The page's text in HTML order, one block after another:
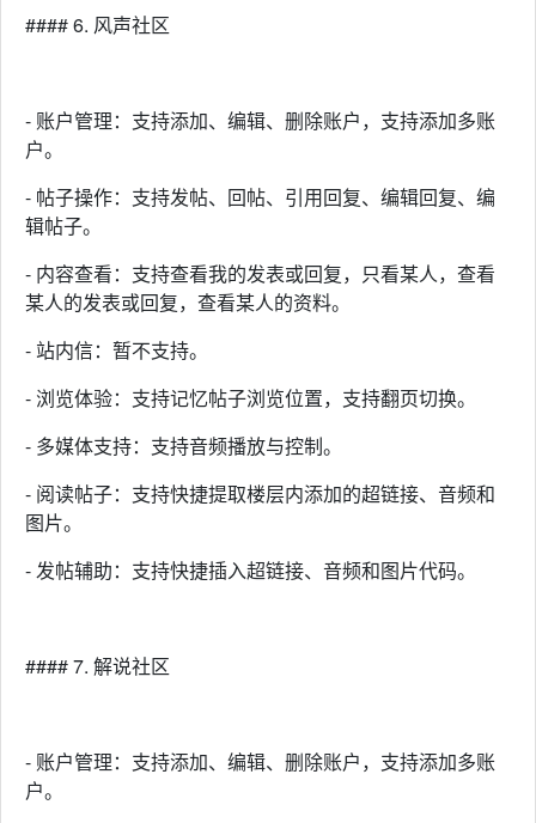
#### 6. 风声社区
- 账户管理：支持添加、编辑、删除账户，支持添加多账
户。
- 帖子操作：支持发帖、回帖、引用回复、编辑回复、编
辑帖子。
- 内容查看：支持查看我的发表或回复，只看某人，查看
某人的发表或回复，查看某人的资料。
- 站内信：暂不支持。
- 浏览体验：支持记忆帖子浏览位置，支持翻页切换。
- 多媒体支持：支持音频播放与控制。
- 阅读帖子：支持快捷提取楼层内添加的超链接、音频和
图片。
- 发帖辅助：支持快捷插入超链接、音频和图片代码。
#### 7. 解说社区
- 账户管理：支持添加、编辑、删除账户，支持添加多账
户。